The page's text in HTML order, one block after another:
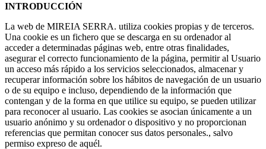
INTRODUCCIÓN
La web de MIREIA SERRA. utiliza cookies propias y de terceros.
Una cookie es un fichero que se descarga en su ordenador al
acceder a determinadas páginas web, entre otras finalidades,
asegurar el correcto funcionamiento de la página, permitir al Usuario
un acceso más rápido a los servicios seleccionados, almacenar y
recuperar información sobre los hábitos de navegación de un usuario
o de su equipo e incluso, dependiendo de la información que
contengan y de la forma en que utilice su equipo, se pueden utilizar
para reconocer al usuario. Las cookies se asocian únicamente a un
usuario anónimo y su ordenador o dispositivo y no proporcionan
referencias que permitan conocer sus datos personales., salvo
permiso expreso de aquél.